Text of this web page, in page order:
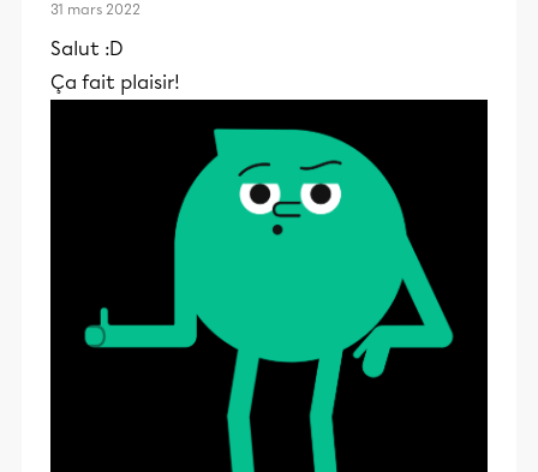
31 mars 2022
Salut :D
Ça fait plaisir!